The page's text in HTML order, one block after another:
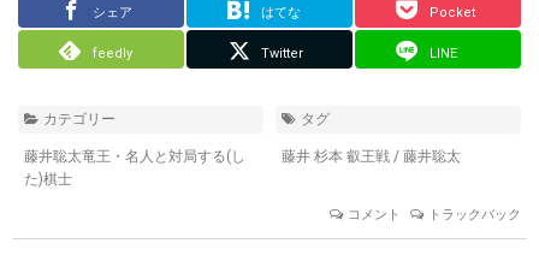
シェア はてな Pocket
feedly Twitter LINE
カテゴリー
藤井聡太竜王・名人と対局する(し
た)棋士
タグ
藤井 杉本 叡王戦 / 藤井聡太
コメント トラックバック